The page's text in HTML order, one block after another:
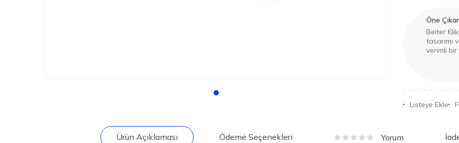
Öne
Beiter
verimli bir
Listeye Ekle
Ürün Açıklaması Ödeme Seçenekleri Yorum